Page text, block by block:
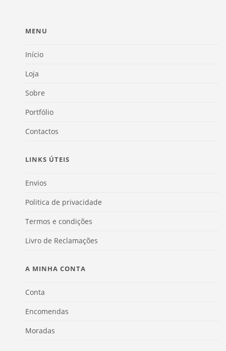
MENU
Início
Loja
Sobre
Portfólio
Contactos
LINKS ÚTEIS
Envios
Politica de privacidade
Termos e condições
Livro de Reclamações
A MINHA CONTA
Conta
Encomendas
Moradas